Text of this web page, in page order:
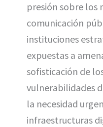
presión sobre los
comunicación
instituciones
expuestas a
sofisticación de
vulnerabilidades
la necesidad
infraestructuras